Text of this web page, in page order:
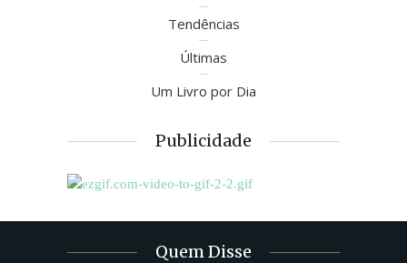
Tendências
Últimas
Um Livro por Dia
Publicidade
Quem Disse